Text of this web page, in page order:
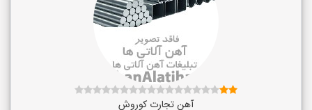
آهن تجارت کوروش